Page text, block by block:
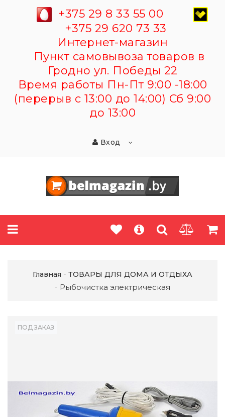
+375 29 8 33 55 00
+375 29 620 73 33
Интернет-магазин
Пункт самовывоза товаров в
Гродно ул. Победы 22
Время работы Пн-Пт 9:00 -18:00
(перерыв с 13:00 до 14:00) Сб 9:00
до 13:00
Вход
Главная ТОВАРЫ ДЛЯ ДОМА И ОТДЫХА
Рыбочистка электрическая
ПОД ЗАКАЗ